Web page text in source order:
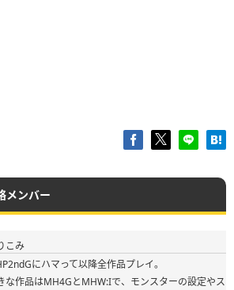
メンバー
こみ
にハマって以降全作品プレイ。
な作品はMH4GとMHW:Iで、モンスターの設定やス